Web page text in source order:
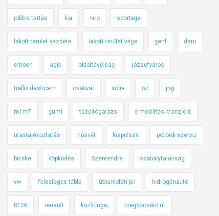
jobbra tartás kia niro sportage
lakott terület kezdete lakott terület vége genf daru
citroen agip oldaltávolság józsefváros
traffix dashcam csákvár India őz jog
m1m7 gumi tűzoltógarázs e-mobilitási tranzíció
utastájékoztatás húsvét kispolszki pötördi szerviz
bicske köpködés Szentendre szabálytalanság
vw felesleges tábla útburkolati jel hidrogénautó
8126 renault közbringa megbocsátó út